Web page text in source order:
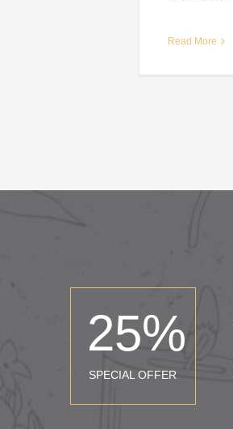
Read More
25%
SPECIAL OFFER